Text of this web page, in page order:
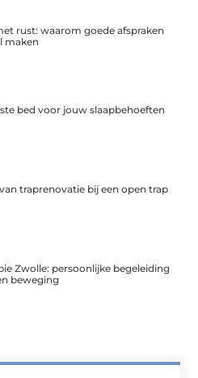
rust: waarom goede afspraken
maken
bed voor jouw slaapbehoeften
traprenovatie bij een open trap
Zwolle: persoonlijke begeleiding
beweging